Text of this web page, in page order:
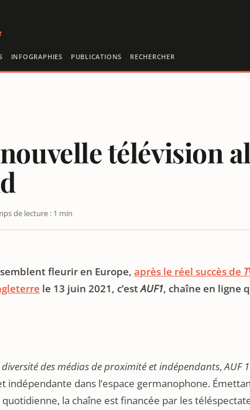
INFOGRAPHIES PUBLICATIONS RECHERCHER
nouvelle télévision
de lecture : 1 min
INDÉPENDANTE EN ALLEMAND
fleurir en Europe, après le réel succès de
le 13 juin 2021, c’estAUF1, chaîne en ligne
des médias de proximité et indépendants,AUF 1
dans l’espace germanophone.
la chaîne est financée par les